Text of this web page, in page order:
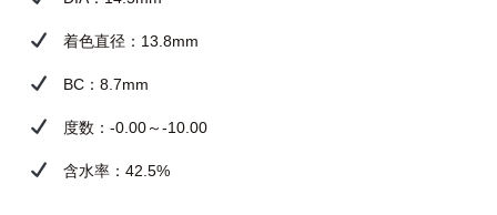
着色直径：13.8mm
BC：8.7mm
度数：-0.00～-10.00
含水率：42.5%